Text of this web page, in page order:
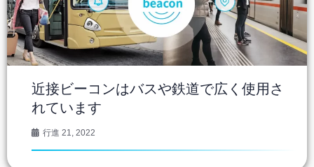
近接ビーコンはバスや鉄道で広く使用さ
れています
行進 21, 2022